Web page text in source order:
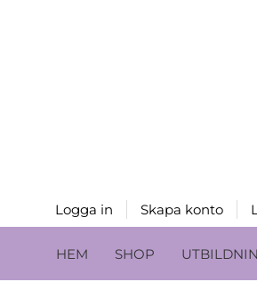
Logga in Skapa konto
HEM SHOP